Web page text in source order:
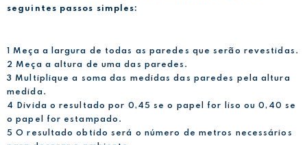
seguintes passos simples:
1 Meça a largura de todas as paredes que serão revestidas.
2 Meça a altura de uma das paredes.
3 Multiplique a soma das medidas das paredes pela altura
medida.
4 Divida o resultado por 0,45 se o papel for liso ou 0,40 se
o papel for estampado.
5 O resultado obtido será o número de metros necessários